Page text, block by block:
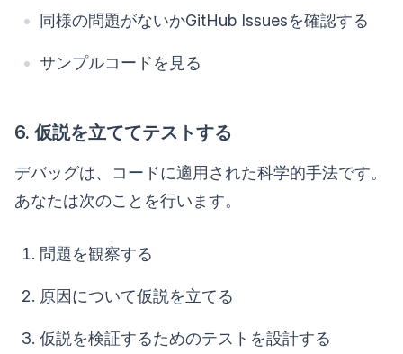
同様の問題がないかGitHub Issuesを確認する
サンプルコードを見る
6. 仮説を立ててテストする
デバッグは、コードに適用された科学的手法です。
あなたは次のことを行います。
問題を観察する
原因について仮説を立てる
仮説を検証するためのテストを設計する